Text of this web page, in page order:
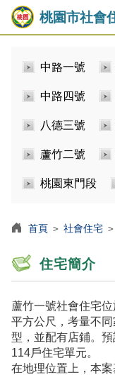
桃園市社會
中路一號
中路四號
八德三號
蘆竹二號
桃園東門段
首頁 ＞ 社會住宅 ＞
住宅簡介
蘆竹一號社會住宅
平方公尺，考量不
型，並配有店鋪。
114戶住宅單元。
在地理位置上，本